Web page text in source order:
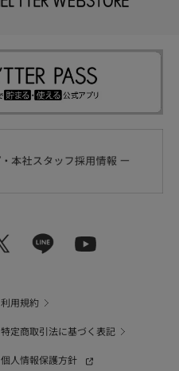
利用規約
特定商取引法に基づく表記
個人情報保護方針